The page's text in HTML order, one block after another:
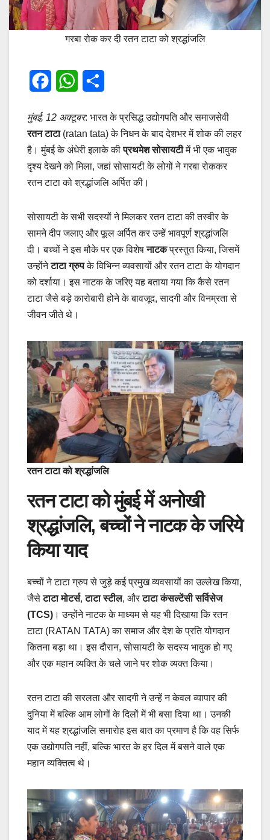
गरबा रोक कर दी रतन टाटा को श्रद्धांजलि
c
e
b
o
o
k
W
a
t
s
A
p
p
a
r
e
मुंबई, 12 अक्टूबर: भारत के प्रसिद्ध उद्योगपति और समाजसेवी
रतन टाटा(ratan tata) के निधन के बाद देशभर में शोक की लहर
है। मुंबई के अंधेरी इलाके कीप्रथमेश सोसायटीमें भी एक भावुक
दृश्य देखने को मिला, जहां सोसायटी के लोगों ने गरबा रोककर
रतन टाटा को श्रद्धांजलि अर्पित की।
सोसायटी के सभी सदस्यों ने मिलकर रतन टाटा की तस्वीर के
सामने दीप जलाए और फूल अर्पित कर उन्हें भावपूर्ण श्रद्धांजलि
दी। बच्चों ने इस मौके पर एक विशेषनाटकप्रस्तुत किया, जिसमें
उन्होंनेटाटा ग्रुपके विभिन्न व्यवसायों और रतन टाटा के योगदान
को दर्शाया। इस नाटक के जरिए यह बताया गया कि कैसे रतन
टाटा जैसे बड़े कारोबारी होने के बावजूद, सादगी और विनम्रता से
जीवन जीते थे।
रतन टाटा को श्रद्धांजलि
रतन टाटा को मुंबई में अनोखी
श्रद्धांजलि, बच्चों ने नाटक के जरिये
किया याद
बच्चों ने टाटा ग्रुप से जुड़े कई प्रमुख व्यवसायों का उल्लेख किया,
जैसेटाटा मोटर्स,टाटा स्टील, औरटाटा कंसल्टेंसी सर्विसेज
(TCS) । उन्होंने नाटक के माध्यम से यह भी दिखाया कि रतन
टाटा (RATAN TATA) का समाज और देश के प्रति योगदान
कितना बड़ा था। इस दौरान, सोसायटी के सदस्य भावुक हो गए
और एक महान व्यक्ति के चले जाने पर शोक व्यक्त किया।
रतन टाटा की सरलता और सादगी ने उन्हें न केवल व्यापार की
दुनिया में बल्कि आम लोगों के दिलों में भी बसा दिया था। उनकी
याद में यह श्रद्धांजलि समारोह इस बात का प्रमाण है कि वह सिर्फ
एक उद्योगपति नहीं, बल्कि भारत के हर दिल में बसने वाले एक
महान व्यक्तित्व थे।